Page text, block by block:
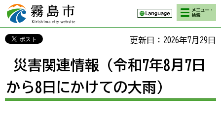
霧島市 Kirishima
city website
検索・メニ
ュー
更新日：2026年7月29日
災害関連情報（令和7年8月7日
から8日にかけての大雨）